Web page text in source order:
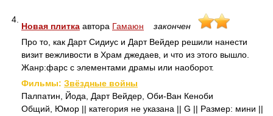
4.
Новая плитка автора Гамаюн
закончен
Про то, как Дарт Сидиус и Дарт Вейдер решили нанести
визит вежливости в Храм джедаев, и что из этого вышло.
Жанр:фарс с элементами драмы или наоборот.
Фильмы: Звёздные войны
Палпатин, Йода, Дарт Вейдер, Оби-Ван Кеноби
Общий, Юмор || категория не указана || G || Размер: мини ||